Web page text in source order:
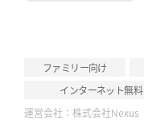
ファミリー向け
インターネット無料
運営会社： 株式会社Nexus